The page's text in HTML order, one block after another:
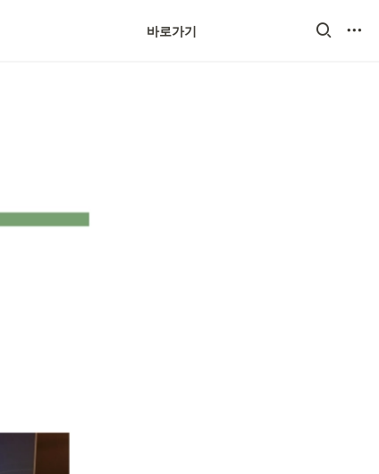
바로가기
스마트스토어